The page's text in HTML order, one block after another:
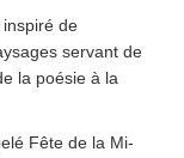
inspiré de
servant de
la poésie à la
Fête de la Mi-